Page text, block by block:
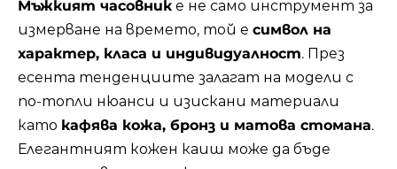
Мъжкият часовник е не само инструмент за
измерване на времето, той е символ на
характер, класа и индивидуалност. През
есента тенденциите залагат на модели с
по-топли нюанси и изискани материали
като кафява кожа, бронз и матова стомана.
Елегантният кожен каиш може да бъде